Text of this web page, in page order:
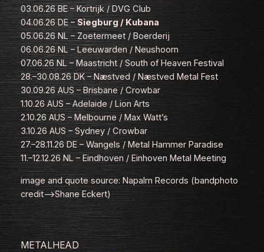
03.06.26 BE – Kortrijk / DVG Club
04.06.26 DE –Siegburg / Kubana
05.06.26 NL – Zoetermeet / Boerderij
06.06.26 NL – Leeuwarden / Neushoorn
07.06.26 NL – Maastricht / South of Heaven Festival
28.–30.08.26 DK – Næstved / Næstved Metal Fest
30.09.26 AUS – Brisbane / Crowbar
1.10.26 AUS – Adelaide / Lion Arts
2.10.26 AUS – Melbourne / Max Watt’s
3.10.26 AUS – Sydney / Crowbar
27.–28.11.26 DE – Wangels / Metal Hammer Paradise
11.–12.12.26 NL – Eindhoven / Einhoven Metal Meeting
image and quote source: Napalm Records (bandphoto
credit–>Shane Eckert)
METALHEAD